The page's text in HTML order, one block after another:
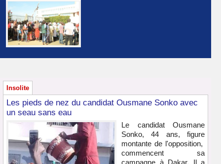
Insolite
Les pieds de nez du candidat Ousmane Sonko avec
un seau sans eau
Le candidat Ousmane
Sonko, 44 ans, figure
montante de l'opposition,
commencent sa